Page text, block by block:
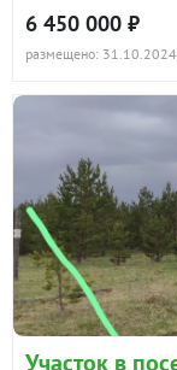
6 450 000 ₽
размещено: 31.10.2024
Участок в